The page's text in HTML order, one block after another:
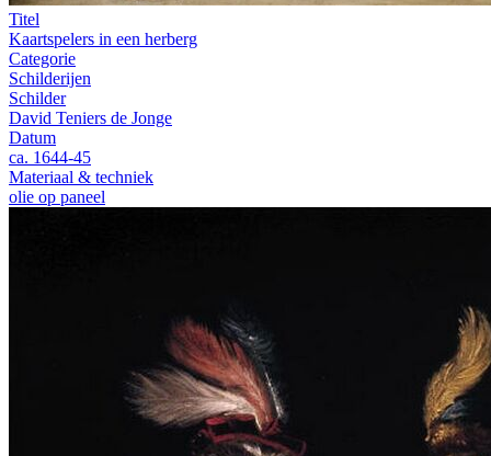
Titel
Kaartspelers in een herberg
Categorie
Schilderijen
Schilder
David Teniers de Jonge
Datum
ca. 1644-45
Materiaal & techniek
olie op paneel